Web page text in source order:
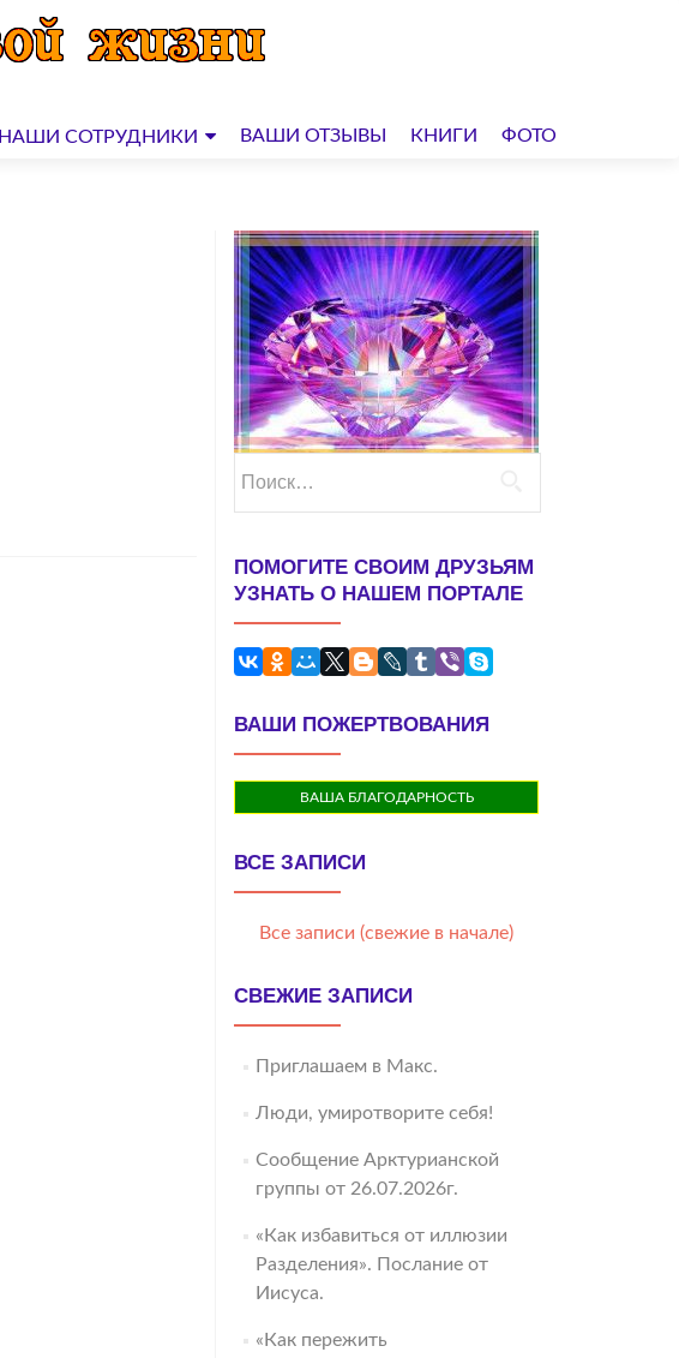
НАШИ СОТРУДНИКИ ВАШИ ОТЗЫВЫ КНИГИ ФОТО
ПОМОГИТЕ СВОИМ ДРУЗЬЯМ
УЗНАТЬ О НАШЕМ ПОРТАЛЕ
ВАШИ ПОЖЕРТВОВАНИЯ
ВАША БЛАГОДАРНОСТЬ
ВСЕ ЗАПИСИ
Все записи (свежие в начале)
СВЕЖИЕ ЗАПИСИ
Приглашаем в Макс.
Люди, умиротворите себя!
Сообщение Арктурианской
группы от 26.07.2026г.
«Как избавиться от иллюзии
Разделения». Послание от
Иисуса.
«Как пережить